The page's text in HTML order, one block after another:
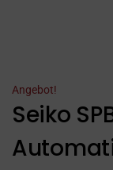
Angebot!
Seiko